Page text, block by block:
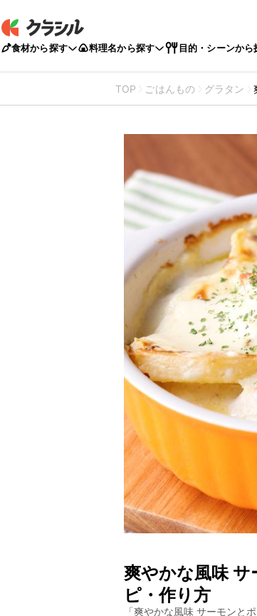
食材から探す 料理名から探す 目的・シーンから
TOP ごはんもの グラタン
爽やかな風味
ピ・作り方
「爽やかな風味 サーモンと